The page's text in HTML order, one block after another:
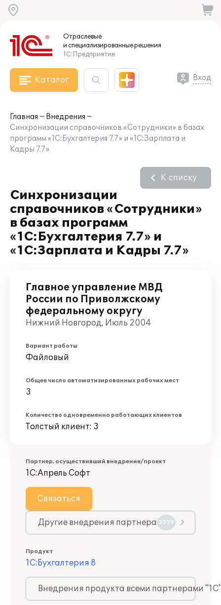
Отраслевые
и специализированныерешения
1С:Предприятие
Каталог Вход
Главная
Внедрения
Cинхронизации справочников «Сотрудники» в базах
программ «1С:Бухгалтерия 7.7» и «1С:Зарплата и
Кадры 7.7»
Cинхронизации
справочников «Сотрудники»
в базах программ
«1С:Бухгалтерия 7.7» и
«1С:Зарплата и Кадры 7.7»
К списку
Главное управление МВД
России по Приволжскому
федеральному округу
Нижний Новгород, Июль 2004
Вариант работы
Файловый
Общее число автоматизированных рабочих мест
3
Количество одновременно работающих клиентов
Толстый клиент: 3
Партнер, осуществивший внедрение/проект
1С:Апрель Софт
Связаться
Другие внедрения партнера 3559
Продукт
1С:Бухгалтерия 8
Внедрения продукта всеми партнерами